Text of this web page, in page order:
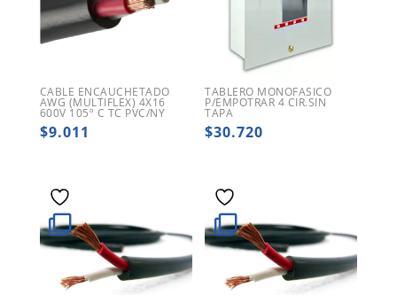
CABLE ENCAUCHETADO
AWG (MULTIFLEX) 4X16
600V 105º C TC PVC/NY
$9.011
TABLERO MONOFASICO
P/EMPOTRAR 4 CIR.SIN
TAPA
$30.720